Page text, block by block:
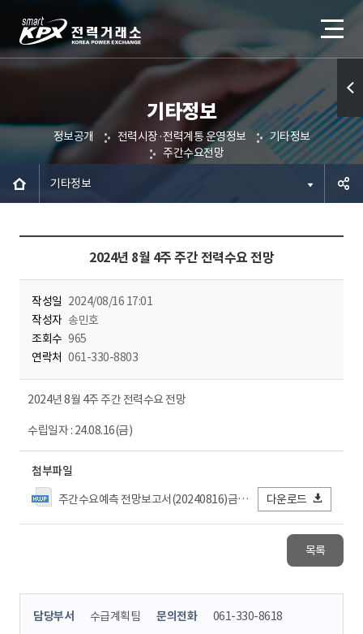
기타정보
정보공개 전력시장·전력계통 운영정보
기타정보
주간수요전망
기타정보
2024년 8월 4주 주간 전력수요 전망
작성일 2024/08/16 17:01
작성자 송민호
조회수 965
연락처 061-330-8803
2024년 8월 4주 주간 전력수요 전망
수립일자 : 24.08.16(금)
첨부파일
주간수요예측 전망보고서(20240816)금_결재.hwpx
다운로드
목록
콘
담당부서 수급계획팀 문의전화 061-330-8618
퀵메
뉴 열
기